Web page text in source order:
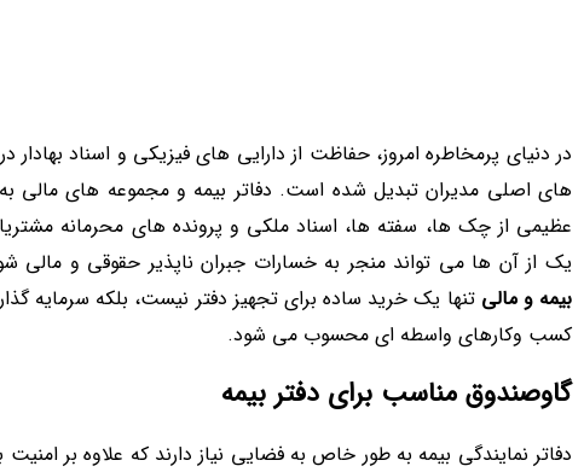
در دنیای پرمخاطره امروز، حفاظت از دارایی های فیزیکی و اسناد
های اصلی مدیران تبدیل شده است. دفاتر بیمه و مجموعه های مالی
عظیمی از چک ها، سفته ها، اسناد ملکی و پرونده های محرمانه
یک از آن ها می تواند منجر به خسارات جبران ناپذیر حقوقی و مالی
بیمه و مالی تنها یک خرید ساده برای تجهیز دفتر نیست، بلکه سرمایه
کسب وکارهای واسطه ای محسوب می شود.
گاوصندوق مناسب برای دفتر بیمه
دفاتر نمایندگی بیمه به طور خاص به فضایی نیاز دارند که علاوه بر امنیت